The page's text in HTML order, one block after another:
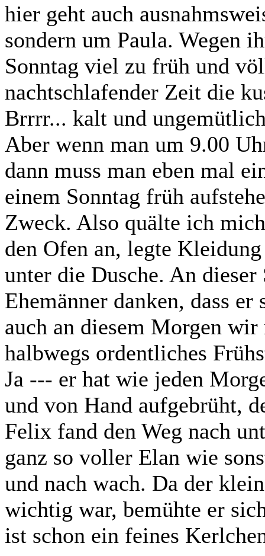
hier geht auch
sondern um Paula. Wegen
Sonntag viel zu früh und
nachtschlafender Zeit die
Brrrr... kalt und
Aber wenn man um 9.00
dann muss man eben mal
einem Sonntag früh
Zweck. Also quälte ich
den Ofen an, legte
unter die Dusche. An
Ehemänner danken, dass
auch an diesem Morgen
halbwegs ordentliches
Ja --- er hat wie jeden
und von Hand aufgebrüht,
Felix fand den Weg nach
ganz so voller Elan wie
und nach wach. Da der
wichtig war, bemühte er
ist schon ein feines